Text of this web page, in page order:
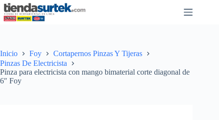
Saltar
al
contenido
Inicio Foy
Cortapernos Pinzas Y Tijeras
Pinzas De Electricista
Pinza para electricista con mango bimaterial corte diagonal de
6″ Foy